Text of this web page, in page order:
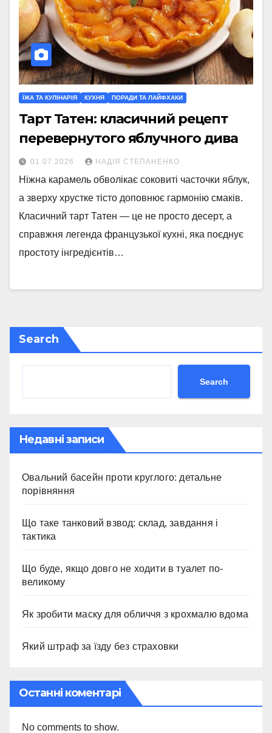
ЇЖА ТА КУЛІНАРІЯ КУХНЯ ПОРАДИ ТА ЛАЙФХАКИ
Тарт Татен: класичний рецепт
перевернутого яблучного дива
01.07.2026 НАДІЯ СТЕПАНЕНКО
Ніжна карамель обволікає соковиті часточки яблук,
а зверху хрустке тісто доповнює гармонію смаків.
Класичний тарт Татен — це не просто десерт, а
справжня легенда французької кухні, яка поєднує
простоту інгредієнтів…
Search
Search
Недавні записи
Овальний басейн проти круглого: детальне
порівняння
Що таке танковий взвод: склад, завдання і
тактика
Що буде, якщо довго не ходити в туалет по-
великому
Як зробити маску для обличчя з крохмалю вдома
Який штраф за їзду без страховки
Останні коментарі
No comments to show.